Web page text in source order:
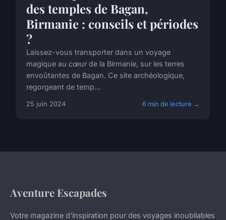
des temples de Bagan,
Birmanie : conseils et périodes
?
Laissez-vous transporter dans un voyage
magique au cœur de la Birmanie, sur les terres
envoûtantes de Bagan. Ce site archéologique,
regorgeant de temp...
25 juin 2024 6 min de lecture →
Aventure Escapades
Votre magazine d'inspiration pour des voyages inoubliables